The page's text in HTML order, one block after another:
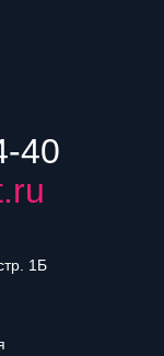
40
1Б